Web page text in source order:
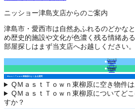
ニッショー津島支店からのご案内
津島市・愛西市は自然あふれるのどかな
め歴史的施設や文化が色濃く残る情緒あ
部屋探しはまず当支店へお越しください。
フォームで
来店予約
（無料）
フォームで
空室確認
（無料）
ＭａｓｔＴｏｗｎ東柳原のよくある質問
QＭａｓｔＴｏｗｎ東柳原に空き物件
QＭａｓｔＴｏｗｎ東柳原についてど
すか？